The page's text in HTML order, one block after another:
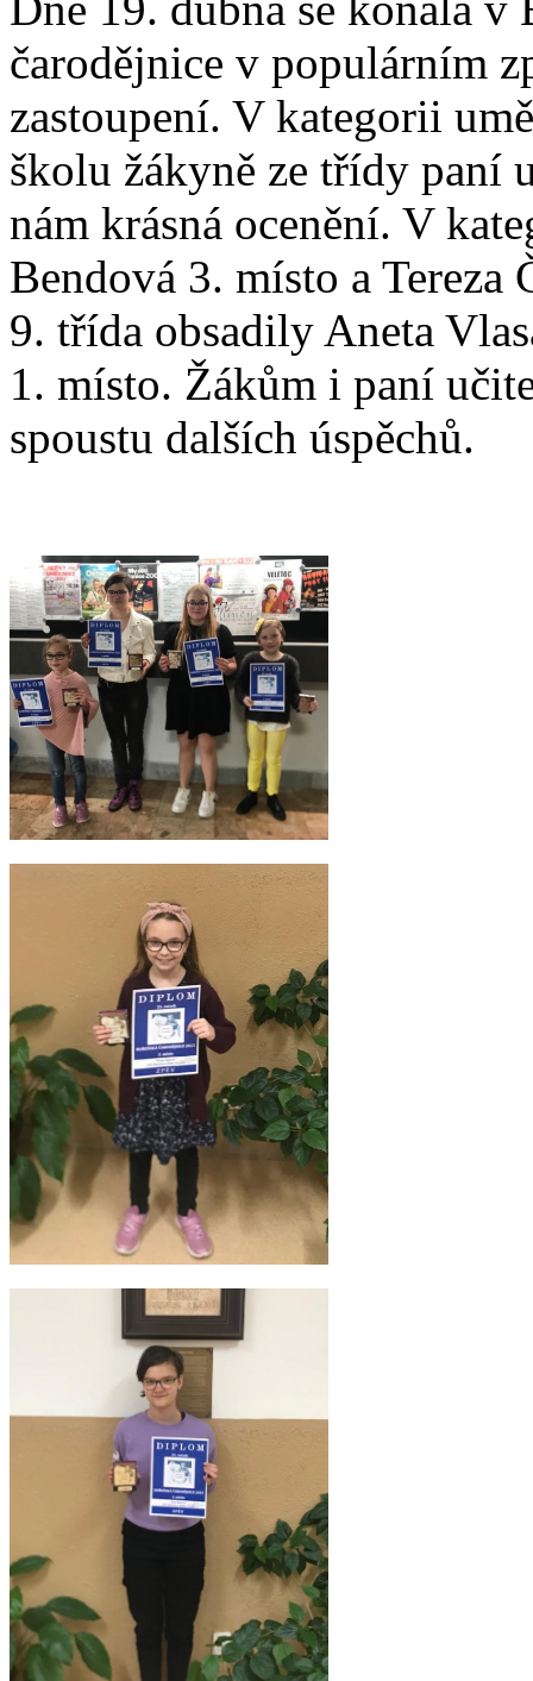
čarodějnice v populárním
zastoupení. V kategorii
školu žákyně ze třídy paní
nám krásná ocenění. V
Bendová 3. místo a
9. třída obsadily Aneta
1. místo. Žákům i paní
spoustu dalších úspěchů.